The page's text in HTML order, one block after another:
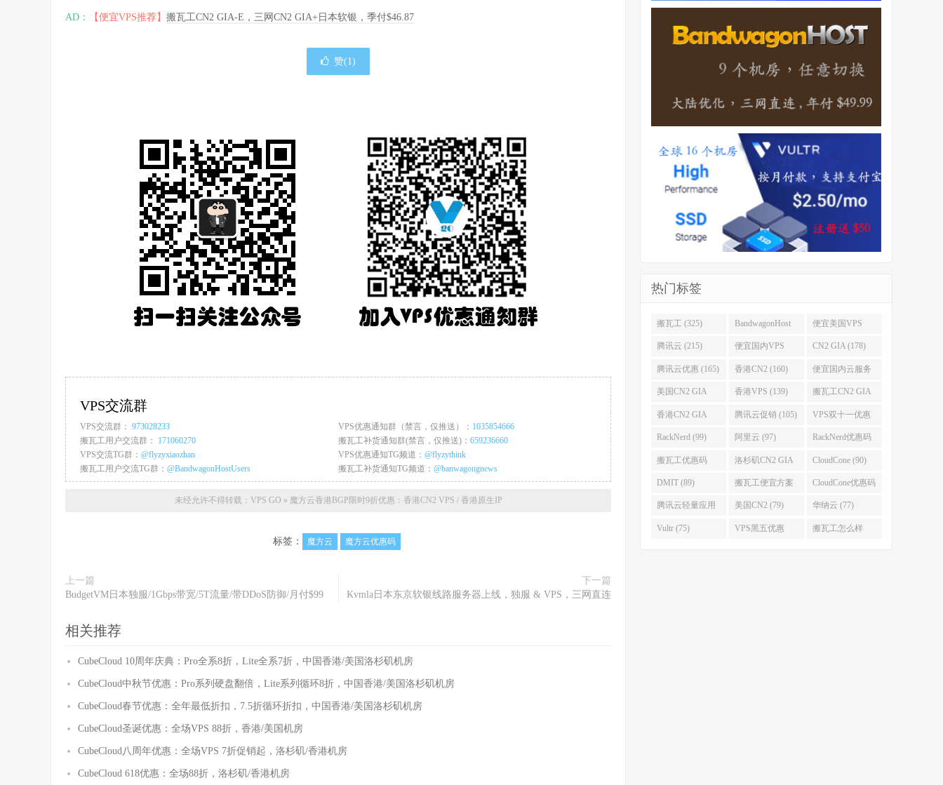
AD： 【便宜VPS推荐】 搬瓦工CN2 GIA-E，三网CN2 GIA+日本软银，季付$46.87
赞(1)
VPS交流群
VPS交流群： 973028233 VPS优惠通知群（禁言，仅推送）： 1035854666
搬瓦工用户交流群： 171060270 搬瓦工补货通知群(禁言，仅推送)： 659236660
VPS交流TG群： @flyzyxiaozhan VPS优惠通知TG频道： @flyzythink
搬瓦工用户交流TG群： @BandwagonHostUsers 搬瓦工补货通知TG频道： @banwagongnews
未经允许不得转载： VPS GO » 魔方云香港BGP限时9折优惠：香港CN2 VPS / 香港原生IP
标签： 魔方云 魔方云优惠码
上一篇
BudgetVM日本独服/1Gbps带宽/5T流量/带DDoS防御/月付$99
下一篇
Kvmla日本东京软银线路服务器上线，独服 & VPS，三网直连
相关推荐
CubeCloud 10周年庆典：Pro全系8折，Lite全系7折，中国香港/美国洛杉矶机房
CubeCloud中秋节优惠：Pro系列硬盘翻倍，Lite系列循环8折，中国香港/美国洛杉矶机房
CubeCloud春节优惠：全年最低折扣，7.5折循环折扣，中国香港/美国洛杉矶机房
CubeCloud圣诞优惠：全场VPS 88折，香港/美国机房
CubeCloud八周年优惠：全场VPS 7折促销起，洛杉矶/香港机房
CubeCloud 618优惠：全场88折，洛杉矶/香港机房
热门标签
搬瓦工 (325) BandwagonHost
(223)
便宜美国VPS
(222)
腾讯云 (215) 便宜国内VPS
(184)
CN2 GIA (178)
腾讯云优惠 (165) 香港CN2 (160) 便宜国内云服务
器 (152)
美国CN2 GIA
(141)
香港VPS (139) 搬瓦工CN2 GIA
(118)
香港CN2 GIA
(111)
腾讯云促销 (105) VPS双十一优惠
(102)
RackNerd (99) 阿里云 (97) RackNerd优惠码
(93)
搬瓦工优惠码
(92)
洛杉矶CN2 GIA
(92)
CloudCone (90)
DMIT (89) 搬瓦工便宜方案
(86)
CloudCone优惠码
(82)
腾讯云轻量应用
服务器 (82)
美国CN2 (79) 华纳云 (77)
Vultr (75) VPS黑五优惠 搬瓦工怎么样